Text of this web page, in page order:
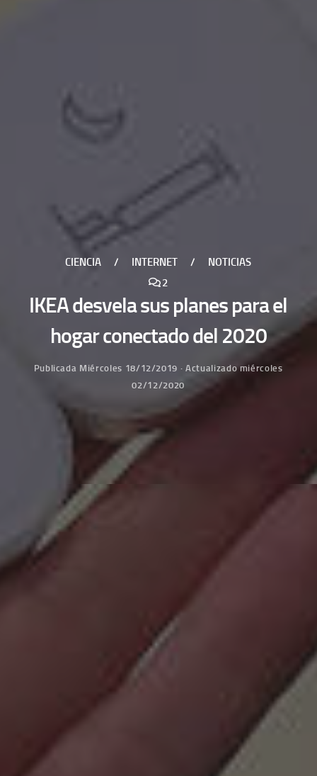
CIENCIA / INTERNET /
NOTICIAS
2
IKEA desvela sus planes para el
hogar conectado del 2020
Publicada Miércoles 18/12/2019 · Actualizadomiércoles
02/12/2020